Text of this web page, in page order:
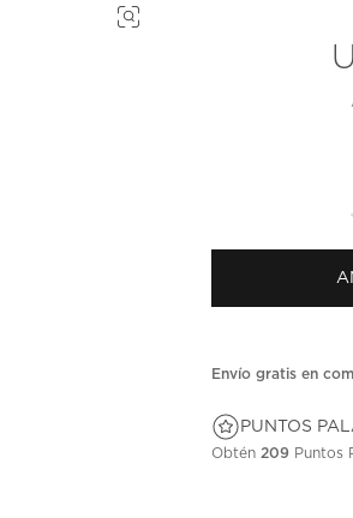
Envío gratis en
PUNTOS
Obtén 209 Puntos